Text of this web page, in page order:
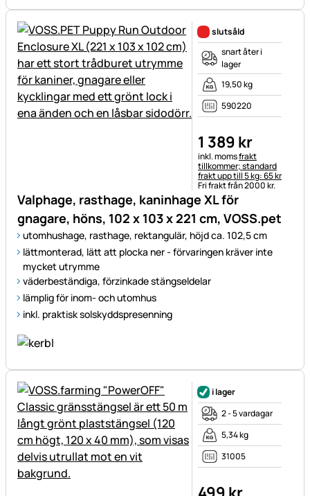
Valphage, rasthage, kaninhage XL för
gnagare, höns, 102 x 103 x 221 cm, VOSS.pet
utomhushage, rasthage, rektangulär, höjd ca. 102,5 cm
lättmonterad, lätt att plocka ner - förvaringen kräver inte
mycket utrymme
väderbeständiga, förzinkade stängseldelar
lämplig för inom- och utomhus
inkl. praktisk solskyddspresenning
slutsåld
snart åter i
lager
19,50 kg
590220
1 389 kr
Skatteinformation:
inkl. momsfrakt
tillkommer; standard
frakt upp till 5 kg: 65 kr
Fri frakt från 2000 kr.
i lager
2 - 5 vardagar
5,34 kg
31005